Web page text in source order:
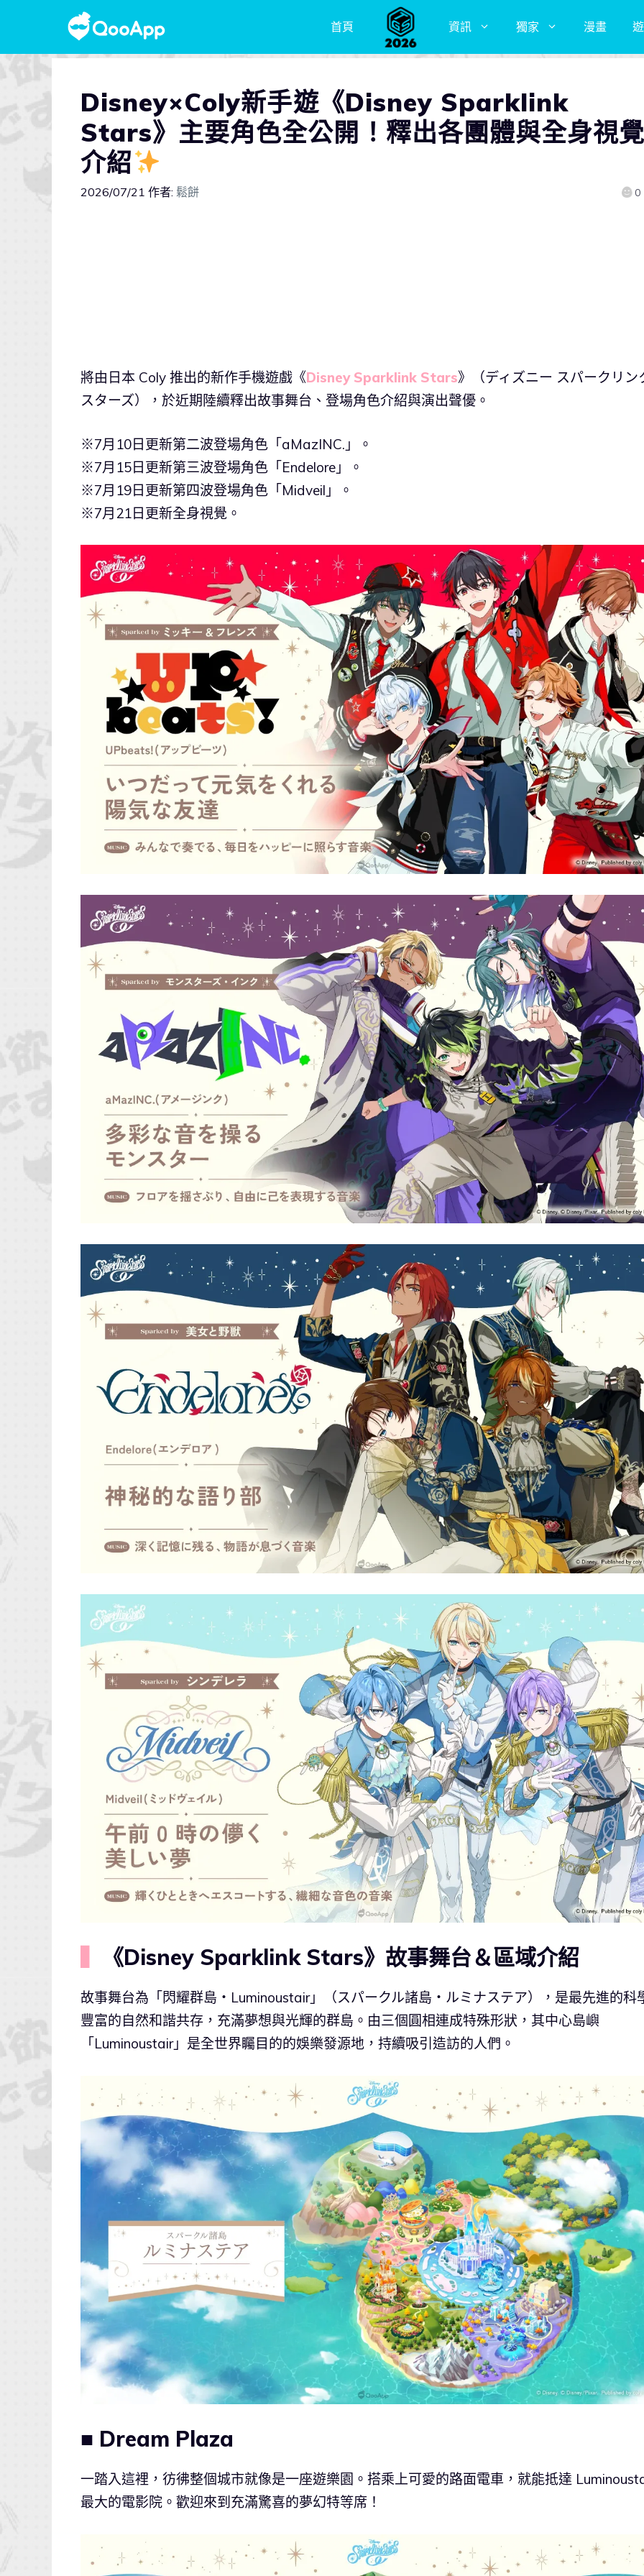
首頁 資訊 獨家 漫畫
Disney×Coly新手遊《Disney Sparklink
Stars》主要角色全公開！釋出各團體與全身視覺
介紹
2026/07/21 作者: 鬆餅 0
將由日本 Coly 推出的新作手機遊戲《Disney Sparklink Stars》（ディズニー スパークリン
スターズ），於近期陸續釋出故事舞台、登場角色介紹與演出聲優。
※7月10日更新第二波登場角色「aMazINC.」。
※7月15日更新第三波登場角色「Endelore」。
※7月19日更新第四波登場角色「Midveil」。
※7月21日更新全身視覺。
《Disney Sparklink Stars》故事舞台＆區域介紹
故事舞台為「閃耀群島・Luminoustair」（スパークル諸島・ルミナステア），是最先進的科
豐富的自然和諧共存，充滿夢想與光輝的群島。由三個圓相連成特殊形狀，其中心島嶼
「Luminoustair」是全世界矚目的的娛樂發源地，持續吸引造訪的人們。
■ Dream Plaza
一踏入這裡，彷彿整個城市就像是一座遊樂園。搭乘上可愛的路面電車，就能抵達
最大的電影院。歡迎來到充滿驚喜的夢幻特等席！